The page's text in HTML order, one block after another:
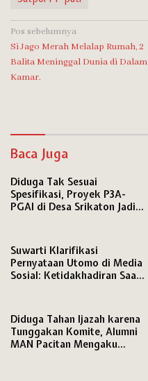
Navigasi
pos
Pos sebelumnya
Si Jago Merah Melalap Rumah, 2
Balita Meninggal Dunia di Dalam
Kamar.
Baca Juga
Diduga Tak Sesuai
Spesifikasi, Proyek P3A-
PGAI di Desa Srikaton Jadi
Suwarti Klarifikasi
Pernyataan Utomo di Media
Sosial: Ketidakhadiran Saat
Diduga Tahan Ijazah karena
Tunggakan Komite, Alumni
MAN Pacitan Mengaku